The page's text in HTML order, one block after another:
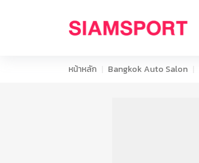
หน้าหลัก Bangkok Auto Salon